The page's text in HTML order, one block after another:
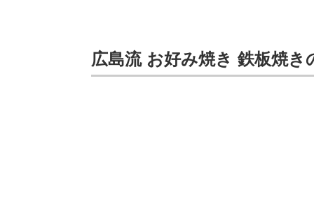
広島流 お好み焼き 鉄板焼き